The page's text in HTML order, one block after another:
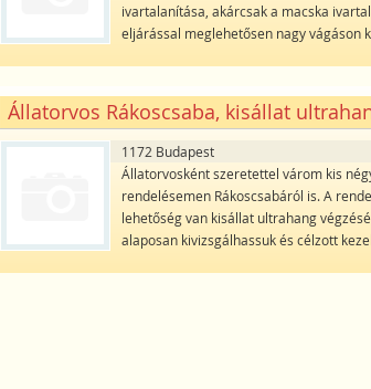
ivartalanítása, akárcsak a macska
eljárással meglehetősen nagy vágáson
Állatorvos Rákoscsaba, kisállat
1172 Budapest
Állatorvosként szeretettel várom kis
rendelésemen Rákoscsabáról is. A
lehetőség van kisállat ultrahang
alaposan kivizsgálhassuk és célzott